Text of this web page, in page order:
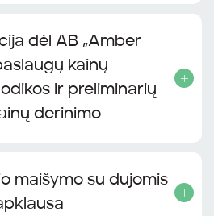
dėl AB „Amber
kainų
ir preliminarių
derinimo
maišymo su dujomis